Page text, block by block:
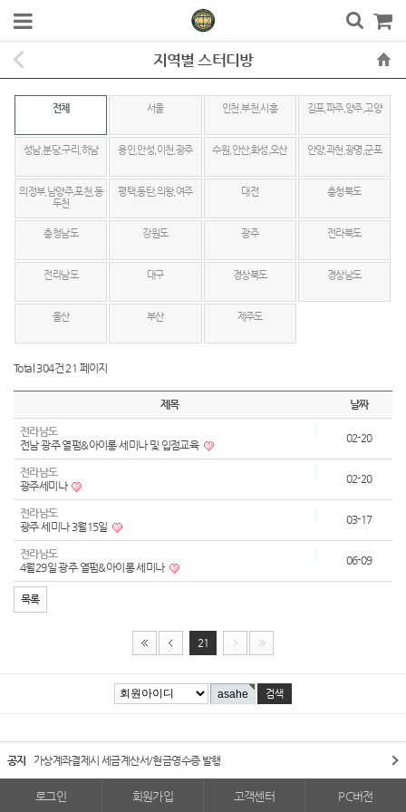
지역별 스터디방
전체 서울 인천,부천,시흥 김포,파주,양주,고양
성남,분당,구리,하남 용인,안성,이천,광주 수원,안산,화성,오산 안양,과천,광명,군포
의정부,남양주,포천,동
두천
평택,동탄,의왕,여주 대전 충청북도
충청남도 강원도 광주 전라북도
전라남도 대구 경상북도 경상남도
울산 부산 제주도
Total 304건 21 페이지
제목 날짜
전라남도
전남 광주 열펌&아이롱 세미나 및 입점교육
02-20
전라남도
광주세미나
02-20
전라남도
광주 세미나 3월15일
03-17
전라남도
4월29일 광주 열펌&아이롱 세미나
06-09
목록
21
공지 가상계좌결제시 세금계산서/현금영수증 발행
로그인 회원가입 고객센터 PC버전